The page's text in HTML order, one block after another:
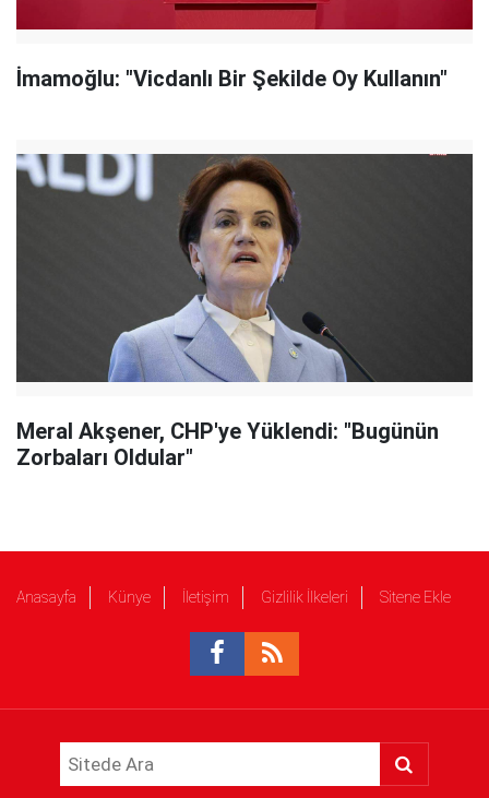
İmamoğlu: "Vicdanlı Bir Şekilde Oy Kullanın"
Meral Akşener, CHP'ye Yüklendi: "Bugünün
Zorbaları Oldular"
Anasayfa Künye İletişim Gizlilik İlkeleri Sitene Ekle